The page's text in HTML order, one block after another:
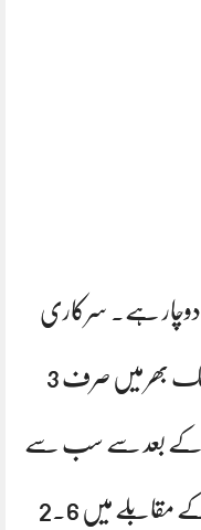
دوچار ہے۔ سرکاری
اعداد و شمار کے مطابق 2024 میں ملک بھر میں صرف 3
لاکھ 70 ہزار بچے پیدا ہوئے، جو 1861 کے بعد سے سب سے
کم ریکارڈ ہے۔ یہ شرح گزشتہ برس کے مقابلے میں 2.6